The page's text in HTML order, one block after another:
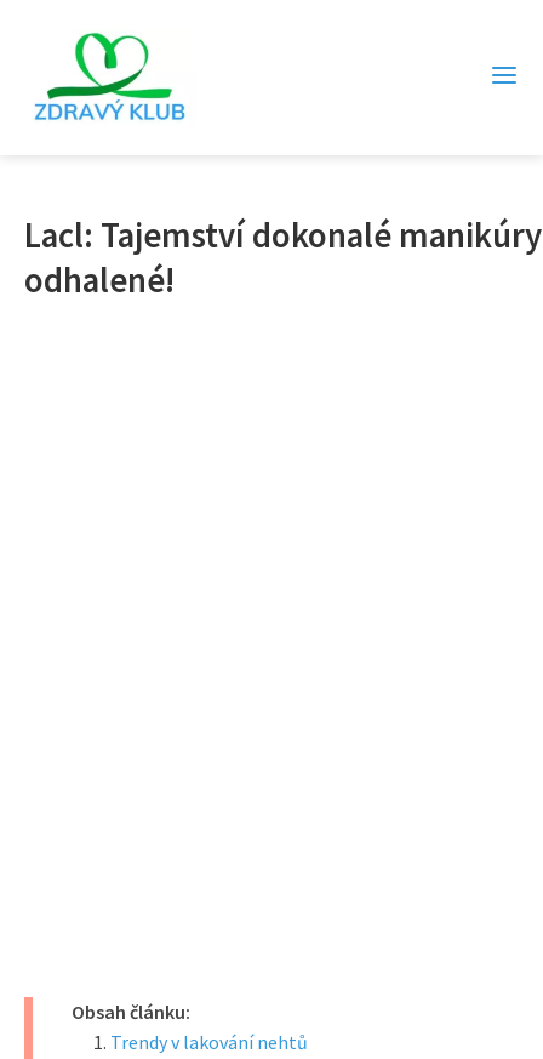
Lacl: Tajemství dokonalé manikúry
odhalené!
Obsah článku:
Trendy v lakování nehtů